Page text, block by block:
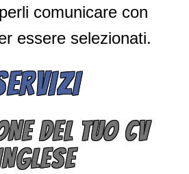
comunicare con
essere selezionati.
DEL TUO CV